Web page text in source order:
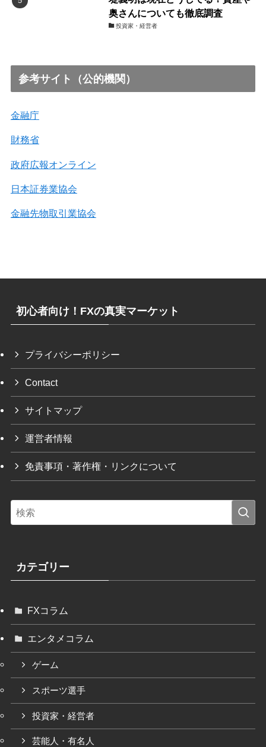
奥さんについても徹底調査
投資家・経営者
参考サイト（公的機関）
金融庁
財務省
政府広報オンライン
日本証券業協会
金融先物取引業協会
初心者向け！FXの真実マーケット
プライバシーポリシー
Contact
サイトマップ
運営者情報
免責事項・著作権・リンクについて
カテゴリー
FXコラム
エンタメコラム
ゲーム
スポーツ選手
投資家・経営者
芸能人・有名人